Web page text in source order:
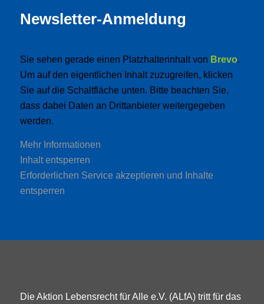
Newsletter-Anmeldung
Sie sehen gerade einen Platzhalterinhalt von Brevo.
Um auf den eigentlichen Inhalt zuzugreifen, klicken
Sie auf die Schaltfläche unten. Bitte beachten Sie,
dass dabei Daten an Drittanbieter weitergegeben
werden.
Mehr Informationen
Inhalt entsperren
Erforderlichen Service akzeptieren und Inhalte
entsperren
Die Aktion Lebensrecht für Alle e.V. (ALfA) tritt für das